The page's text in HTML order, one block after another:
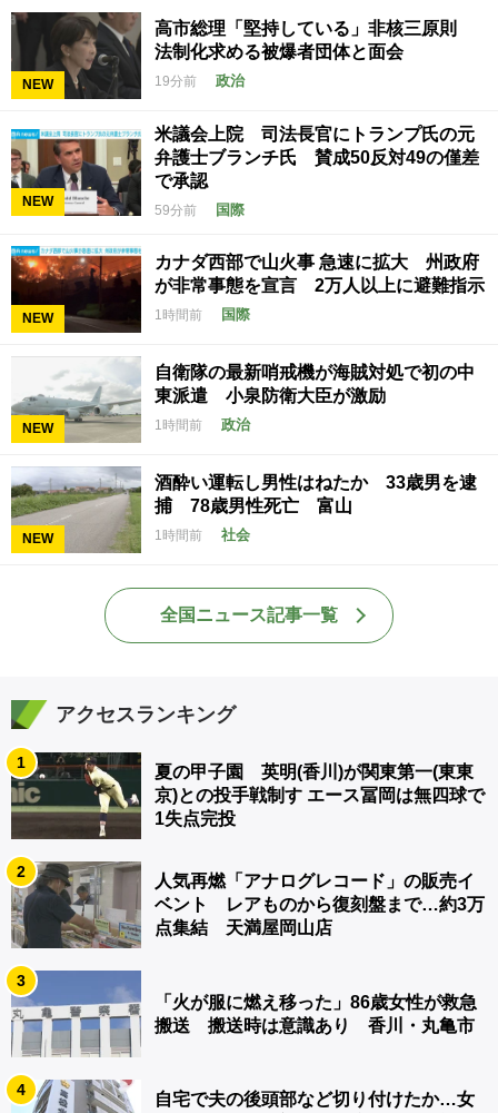
NEW
高市総理「堅持している」非核三原則
法制化求める被爆者団体と面会
19分前 政治
NEW
米議会上院 司法長官にトランプ氏の元
弁護士ブランチ氏 賛成50反対49の僅差
で承認
59分前 国際
NEW
カナダ西部で山火事 急速に拡大 州政府
が非常事態を宣言 2万人以上に避難指示
1時間前 国際
NEW
自衛隊の最新哨戒機が海賊対処で初の中
東派遣 小泉防衛大臣が激励
1時間前 政治
NEW
酒酔い運転し男性はねたか 33歳男を逮
捕 78歳男性死亡 富山
1時間前 社会
全国ニュース記事一覧
アクセスランキング
1
夏の甲子園 英明(香川)が関東第一(東東
京)との投手戦制す エース冨岡は無四球で
1失点完投
2
人気再燃「アナログレコード」の販売イ
ベント レアものから復刻盤まで…約3万
点集結 天満屋岡山店
3
「火が服に燃え移った」86歳女性が救急
搬送 搬送時は意識あり 香川・丸亀市
4
自宅で夫の後頭部など切り付けたか…女